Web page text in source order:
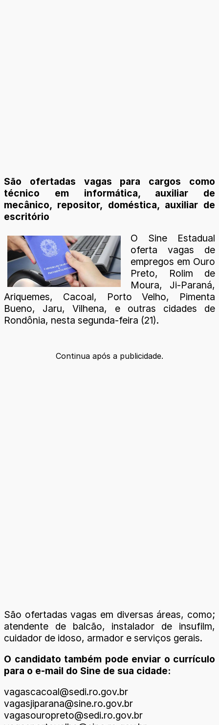
São ofertadas vagas para cargos como
técnico em informática, auxiliar de
mecânico, repositor, doméstica, auxiliar de
escritório
O Sine Estadual
oferta vagas de
empregos em Ouro
Preto, Rolim de
Moura, Ji-Paraná,
Ariquemes, Cacoal, Porto Velho, Pimenta
Bueno, Jaru, Vilhena, e outras cidades de
Rondônia, nesta segunda-feira (21).
Continua após a publicidade.
São ofertadas vagas em diversas áreas, como;
atendente de balcão, instalador de insufilm,
cuidador de idoso, armador e serviços gerais.
O candidato também pode enviar o currículo
para o e-mail do Sine de sua cidade:
vagascacoal@sedi.ro.gov.br
vagasjiparana@sine.ro.gov.br
vagasouropreto@sedi.ro.gov.br